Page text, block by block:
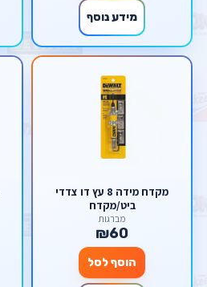
מידע נוסף
מקדח מידה 8 עץ דו צדדי
ביט/מקדח
מברגות
₪60
הוסף לסל